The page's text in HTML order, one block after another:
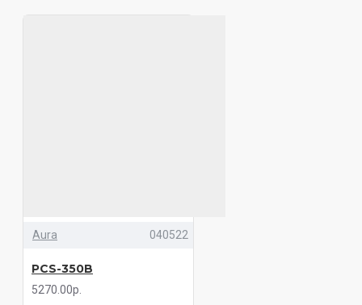
Aura 040522
PCS-350B
5270.00р.